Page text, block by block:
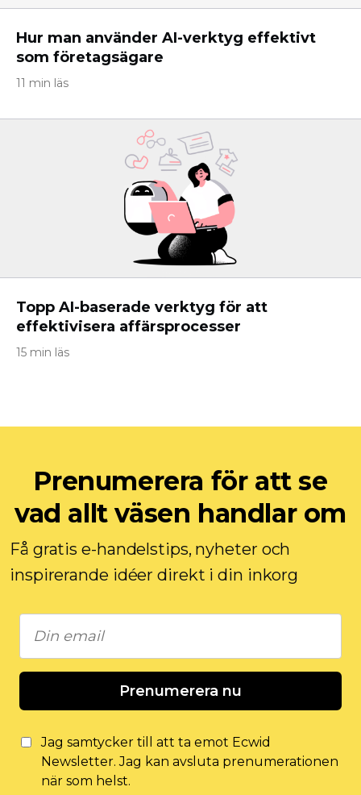
Hur man använder AI-verktyg effektivt
som företagsägare
11 min läs
Topp AI-baserade verktyg för att
effektivisera affärsprocesser
15 min läs
Prenumerera för att se
vad allt väsen handlar om
Få gratis e-handelstips, nyheter och
inspirerande idéer direkt i din inkorg
Prenumerera nu
Jag samtycker till att ta emot Ecwid
Newsletter. Jag kan avsluta prenumerationen
när som helst.